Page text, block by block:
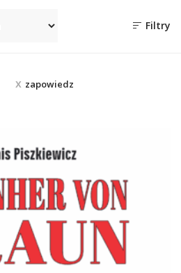
Filtry
zapowiedz